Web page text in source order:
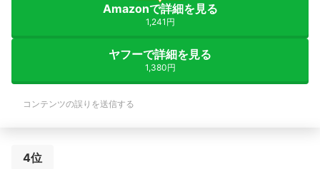
Amazonで詳細を見る
1,241円
ヤフーで詳細を見る
1,380円
コンテンツの誤りを送信する
4位